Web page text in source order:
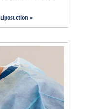
»